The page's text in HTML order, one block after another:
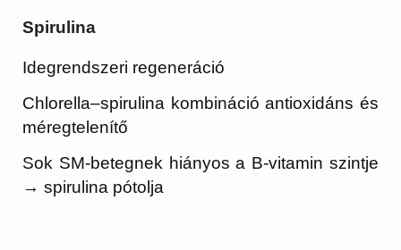
Spirulina
Idegrendszeri regeneráció
Chlorella–spirulina kombináció antioxidáns és
méregtelenítő
Sok SM-betegnek hiányos a B-vitamin szintje
→ spirulina pótolja